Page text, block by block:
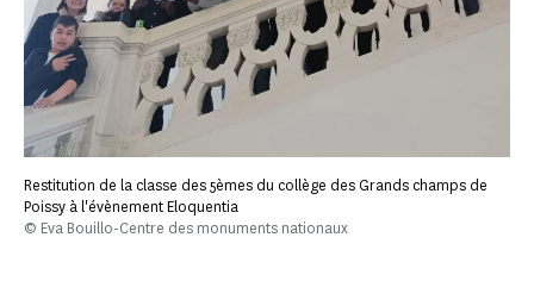
Restitution de la classe des 5èmes du collège des Grands champs de
Poissy à l'évènement Eloquentia
© Eva Bouillo-Centre des monuments nationaux